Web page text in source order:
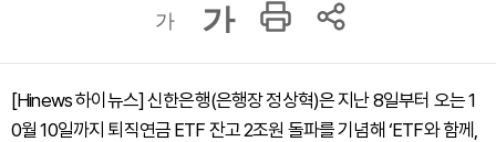
가 가
[Hinews 하이뉴스] 신한은행(은행장 정상혁)은 지난 8일부터 오는 1
0월 10일까지 퇴직연금 ETF 잔고 2조원 돌파를 기념해 ‘ETF와 함께,